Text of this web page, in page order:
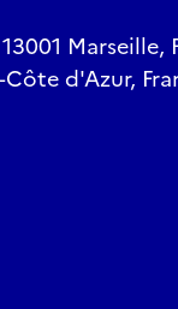
Marseille,
d'Azur,